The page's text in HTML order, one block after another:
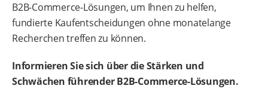
B2B-Commerce-Lösungen, um Ihnen zu helfen,
fundierte Kaufentscheidungen ohne monatelange
Recherchen treffen zu können.
Informieren Sie sich über die Stärken und
Schwächen führender B2B-Commerce-Lösungen.